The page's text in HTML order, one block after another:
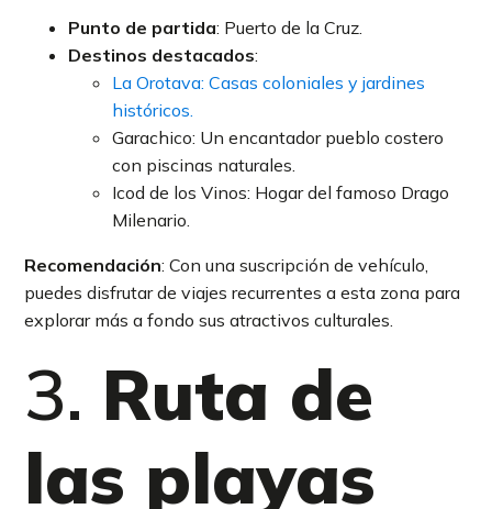
Punto de partida: Puerto de la Cruz.
Destinos destacados:
La Orotava: Casas coloniales y jardines
históricos.
Garachico: Un encantador pueblo costero
con piscinas naturales.
Icod de los Vinos: Hogar del famoso Drago
Milenario.
Recomendación: Con una suscripción de vehículo,
puedes disfrutar de viajes recurrentes a esta zona para
explorar más a fondo sus atractivos culturales.
3. Ruta de
las playas